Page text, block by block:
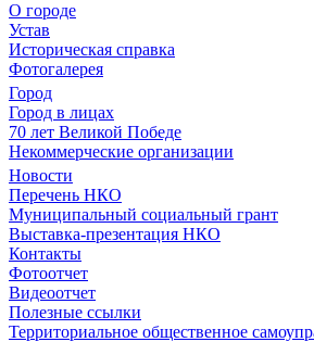
О городе
Устав
Историческая справка
Фотогалерея
Город
Город в лицах
70 лет Великой Победе
Некоммерческие организации
Новости
Перечень НКО
Муниципальный социальный грант
Выставка-презентация НКО
Контакты
Фотоотчет
Видеоотчет
Полезные ссылки
Территориальное общественное